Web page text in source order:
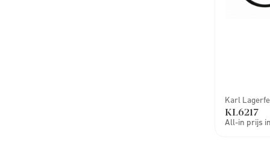
Karl
KL6217
All-in prijs